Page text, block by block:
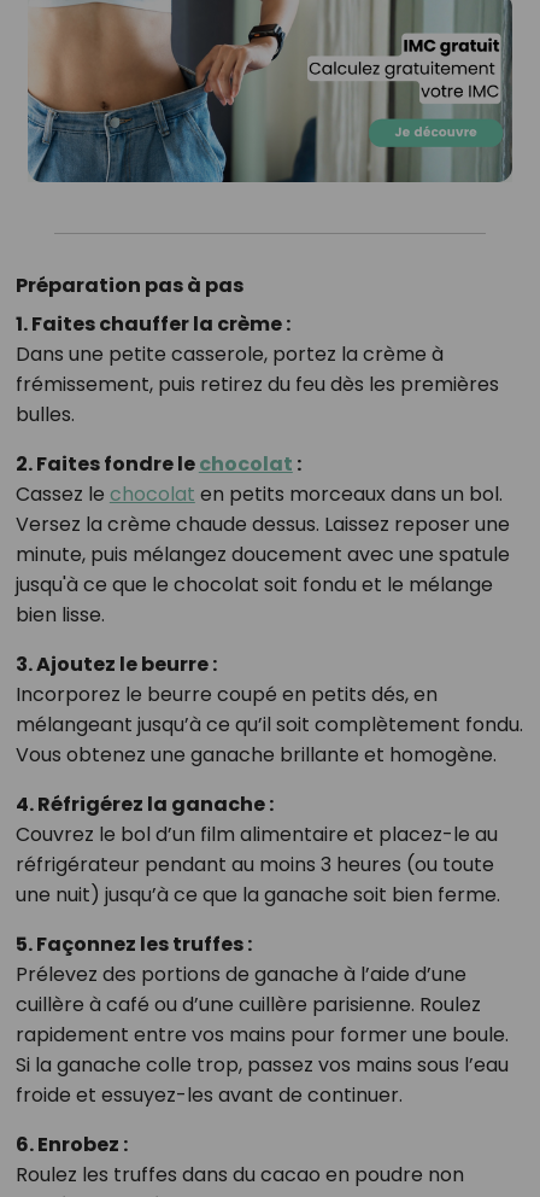
Préparation pas à pas
1. Faites chauffer la crème :
Dans une petite casserole, portez la crème à
frémissement, puis retirez du feu dès les premières
bulles.
2. Faites fondre lechocolat :
Cassez le chocolat en petits morceaux dans un bol.
Versez la crème chaude dessus. Laissez reposer une
minute, puis mélangez doucement avec une spatule
jusqu'à ce que le chocolat soit fondu et le mélange
bien lisse.
3. Ajoutez le beurre :
Incorporez le beurre coupé en petits dés, en
mélangeant jusqu’à ce qu’il soit complètement fondu.
Vous obtenez une ganache brillante et homogène.
4. Réfrigérez la ganache :
Couvrez le bol d’un film alimentaire et placez-le au
réfrigérateur pendant au moins 3 heures (ou toute
une nuit) jusqu’à ce que la ganache soit bien ferme.
5. Façonnez les truffes :
Prélevez des portions de ganache à l’aide d’une
cuillère à café ou d’une cuillère parisienne. Roulez
rapidement entre vos mains pour former une boule.
Si la ganache colle trop, passez vos mains sous l’eau
froide et essuyez-les avant de continuer.
6. Enrobez :
Roulez les truffes dans du cacao en poudre non